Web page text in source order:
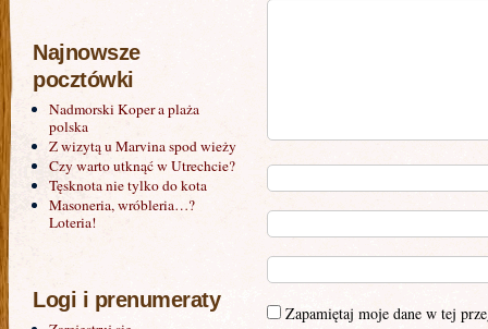
Zapamiętaj moje dane w tej
Najnowsze
pocztówki
Nadmorski Koper a plaża
polska
Z wizytą u Marvina spod wieży
Czy warto utknąć w Utrechcie?
Tęsknota nie tylko do kota
Masoneria, wróbleria…?
Loteria!
Logi i prenumeraty